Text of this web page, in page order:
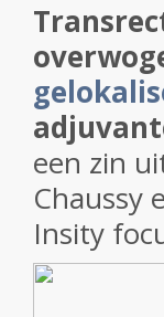
een zin
Chaussy
Insity